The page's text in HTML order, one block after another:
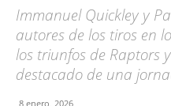
Immanuel Quickley y
autores de los tiros en
los triunfos de Raptors
destacado de una
8 enero, 2026